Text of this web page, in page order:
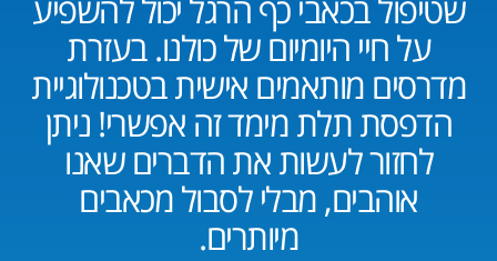
שטיפול בכאבי כף הרגל יכול להשפיע
על חיי היומיום של כולנו. בעזרת
מדרסים מותאמים אישית בטכנולוגיית
הדפסת תלת מימד זה אפשרי! ניתן
לחזור לעשות את הדברים שאנו
אוהבים, מבלי לסבול מכאבים
מיותרים.